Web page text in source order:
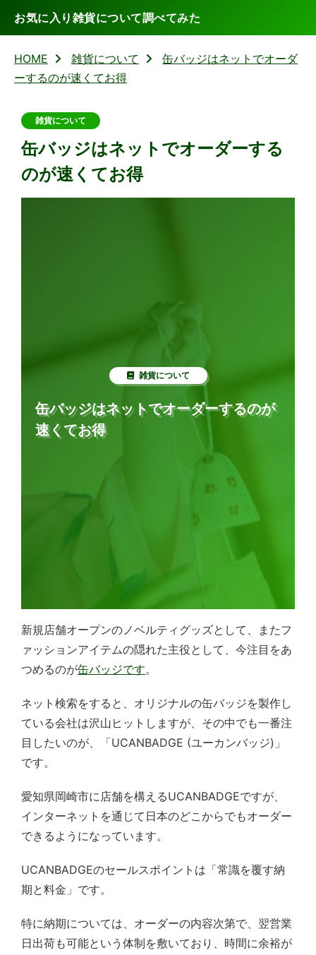
お気に入り雑貨について調べてみた
HOME 雑貨について
缶バッジはネットでオーダ
ーするのが速くてお得
雑貨について
缶バッジはネットでオーダーする
のが速くてお得
雑貨について
缶バッジはネットでオーダーするのが
速くてお得
新規店舗オープンのノベルティグッズとして、またフ
ァッションアイテムの隠れた主役として、今注目をあ
つめるのが缶バッジです。
ネット検索をすると、オリジナルの缶バッジを製作し
ている会社は沢山ヒットしますが、その中でも一番注
目したいのが、「UCANBADGE (ユーカンバッジ)」
です。
愛知県岡崎市に店舗を構えるUCANBADGEですが、
インターネットを通じて日本のどこからでもオーダー
できるようになっています。
UCANBADGEのセールスポイントは「常識を覆す納
期と料金」です。
特に納期については、オーダーの内容次第で、翌営業
日出荷も可能という体制を敷いており、時間に余裕が